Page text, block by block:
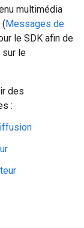
multimédia
(Messages de
le SDK afin de
sur le
des
: